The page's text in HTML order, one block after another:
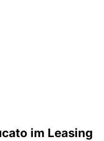
im Leasing